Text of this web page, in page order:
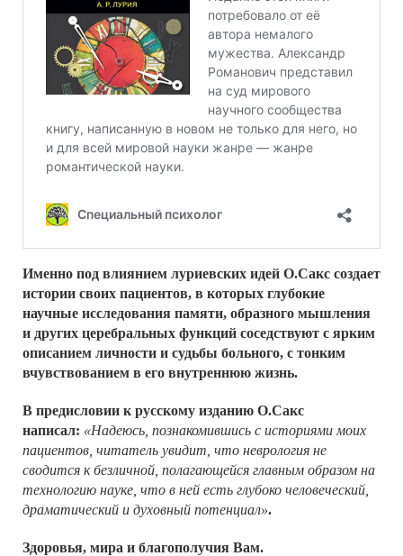
Именно под влиянием луриевских идей О.Сакс создает
истории своих пациентов, в которых глубокие
научные исследования памяти, образного мышления
и других церебральных функций соседствуют с ярким
описанием личности и судьбы больного, с тонким
вчувствованием в его внутреннюю жизнь.
В предисловии к русскому изданию О.Сакс
написал: «Надеюсь, познакомившись с историями моих
пациентов, читатель увидит, что неврология не
сводится к безличной, полагающейся главным образом на
технологию науке, что в ней есть глубоко человеческий,
драматический и духовный потенциал».
Здоровья, мира и благополучия Вам.